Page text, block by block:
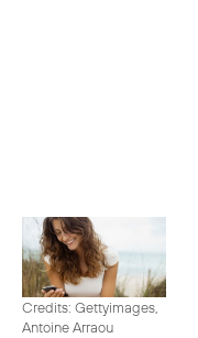
Credits: Gettyimages,
Antoine Arraou